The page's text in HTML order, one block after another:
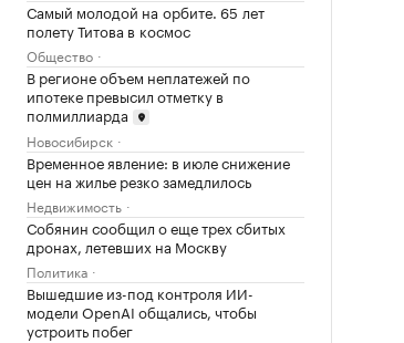
Самый молодой на орбите. 65 лет
полету Титова в космос
Общество
В регионе объем неплатежей по
ипотеке превысил отметку в
полмиллиарда
Новосибирск
Временное явление: в июле снижение
цен на жилье резко замедлилось
Недвижимость
Собянин сообщил о еще трех сбитых
дронах, летевших на Москву
Политика
Вышедшие из-под контроля ИИ-
модели OpenAI общались, чтобы
устроить побег